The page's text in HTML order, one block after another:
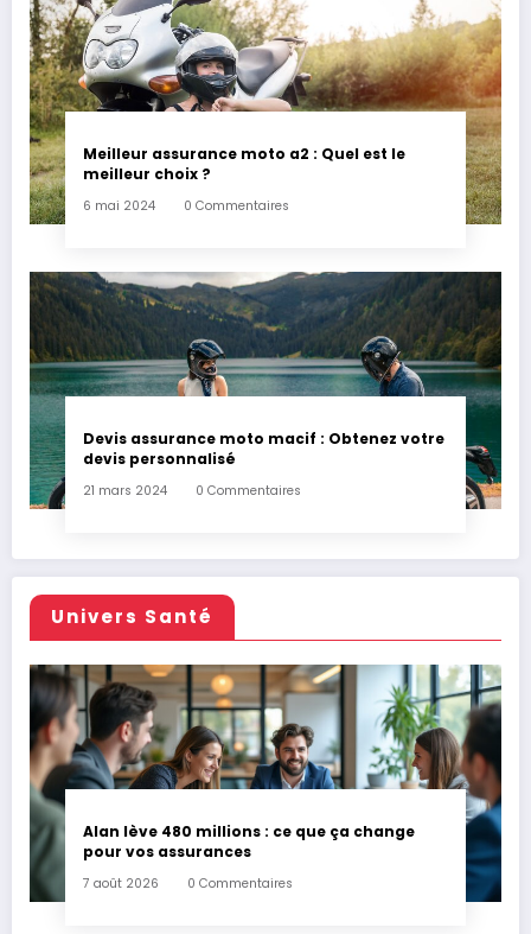
Meilleur assurance moto a2 : Quel est le
meilleur choix ?
6 mai 2024 0 Commentaires
Devis assurance moto macif : Obtenez votre
devis personnalisé
21 mars 2024 0 Commentaires
Univers Santé
Alan lève 480 millions : ce que ça change
pour vos assurances
7 août 2026 0 Commentaires